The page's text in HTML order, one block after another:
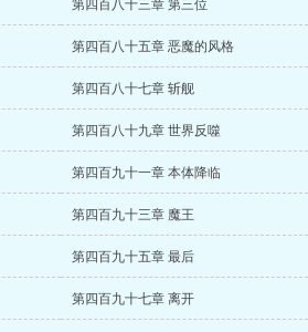
第四百八十三章 第三位
第四百八十五章 恶魔的风格
第四百八十七章 斩舰
第四百八十九章 世界反噬
第四百九十一章 本体降临
第四百九十三章 魔王
第四百九十五章 最后
第四百九十七章 离开